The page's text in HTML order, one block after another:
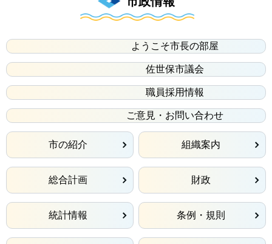
ようこそ市長の部屋
佐世保市議会
職員採用情報
ご意見・お問い合わせ
市の紹介 組織案内
総合計画 財政
統計情報 条例・規則